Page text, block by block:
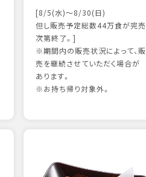
[8/5(水)～8/30(日)
但し販売予定総数44万食が完売
次第終了。]
※期間内の販売状況によって、販
売を継続させていただく場合が
あります。
※お持ち帰り対象外。